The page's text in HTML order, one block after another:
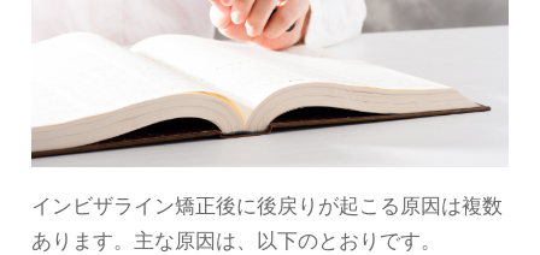
インビザライン矯正後に後戻りが起こる原因は複数
あります。主な原因は、以下のとおりです。